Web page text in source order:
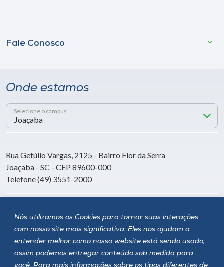
Nós utilizamos os Cookies para tornar suas interações
com nosso site mais significativa. Eles nos ajudam a
entender melhor como nosso website está sendo usado,
assim podemos entregar conteúdo sob medida para
você. Para mais informações sobre os tipos diferentes de
Fale Conosco
Onde estamos
Selecione o campus
Rua Getúlio Vargas, 2125 - Bairro Flor da Serra
Joaçaba - SC - CEP 89600-000
Telefone (49) 3551-2000
Siga a Unoesc